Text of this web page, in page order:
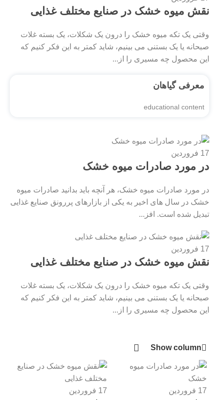
نقش میوه خشک در صنایع مختلف غذایی
وقتی یک تکه میوه خشک را درون یک شکلات، یک بسته غلات
صبحانه یا یک بستنی می ‌بینیم، شاید کمتر به این فکر کنیم که
این محصول چه مسیری را از...
معرفی گیاهان
educational content
17 فروردین
در مورد صادرات میوه خشک
در مورد صادرات میوه خشک، هر آنچه باید بدانید صادرات میوه
خشک در سال ‌های اخیر به یکی از بازارهای پررونق صنایع غذایی
تبدیل شده است. افز...
17 فروردین
نقش میوه خشک در صنایع مختلف غذایی
وقتی یک تکه میوه خشک را درون یک شکلات، یک بسته غلات
صبحانه یا یک بستنی می ‌بینیم، شاید کمتر به این فکر کنیم که
این محصول چه مسیری را از...
Show column
17 فروردین
17 فروردین